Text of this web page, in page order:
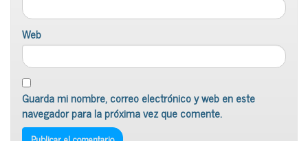
Web
Guarda mi nombre, correo electrónico y web en este
navegador para la próxima vez que comente.